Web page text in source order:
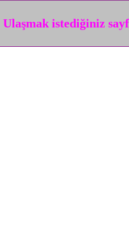
Ulaşmak istediğiniz